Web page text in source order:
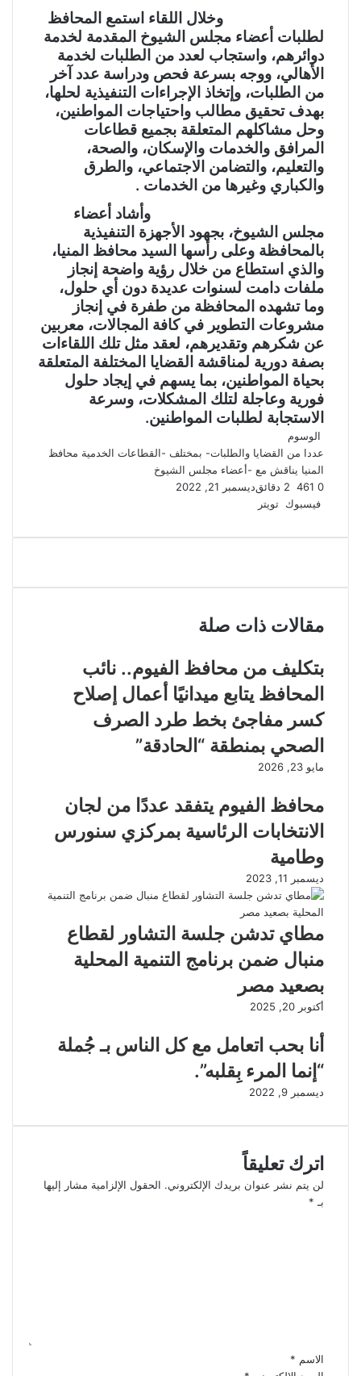
وخلال اللقاء استمع المحافظ
لطلبات أعضاء مجلس الشيوخ المقدمة لخدمة
دوائرهم، واستجاب لعدد من الطلبات لخدمة
الأهالي، ووجه بسرعة فحص ودراسة عدد آخر
من الطلبات، وإتخاذ الإجراءات التنفيذية لحلها،
بهدف تحقيق مطالب واحتياجات المواطنين،
وحل مشاكلهم المتعلقة بجميع قطاعات
المرافق والخدمات والإسكان، والصحة،
والتعليم، والتضامن الاجتماعي، والطرق
والكباري وغيرها من الخدمات .
وأشاد أعضاء
مجلس الشيوخ، بجهود الأجهزة التنفيذية
بالمحافظة وعلى رأسها السيد محافظ المنيا،
والذي استطاع من خلال رؤية واضحة إنجاز
ملفات دامت لسنوات عديدة دون أي حلول،
وما تشهده المحافظة من طفرة في إنجاز
مشروعات التطوير في كافة المجالات، معربين
عن شكرهم وتقديرهم، لعقد مثل تلك اللقاءات
بصفة دورية لمناقشة القضايا المختلفة المتعلقة
بحياة المواطنين، بما يسهم في إيجاد حلول
فورية وعاجلة لتلك المشكلات، وسرعة
الاستجابة لطلبات المواطنين.
الوسوم
عددا من القضايا والطلبات- بمختلف -القطاعات الخدمية محافظ
المنيا يناقش مع -أعضاء مجلس الشيوخ
ديسمبر 21, 2022
0
فيسبوك تويتر
البريد
مقالات ذات صلة
بتكليف من محافظ الفيوم.. نائب
المحافظ يتابع ميدانيًا أعمال إصلاح
كسر مفاجئ بخط طرد الصرف
الصحي بمنطقة “الحادقة”
مايو 23, 2026
محافظ الفيوم يتفقد عددًا من لجان
الانتخابات الرئاسية بمركزي سنورس
وطامية
ديسمبر 11, 2023
مطاي تدشن جلسة التشاور لقطاع
منبال ضمن برنامج التنمية المحلية
بصعيد مصر
أكتوبر 20, 2025
أنا بحب اتعامل مع كل الناس بـ جُملة
“إنما المرء بِقلبه”.
ديسمبر 9, 2022
اترك تعليقاً
لن يتم نشر عنوان بريدك الإلكتروني. الحقول الإلزامية مشار إليها
بـ *
الاسم *